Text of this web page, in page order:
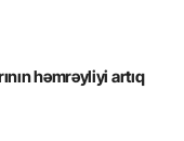
həmrəyliyi artıq